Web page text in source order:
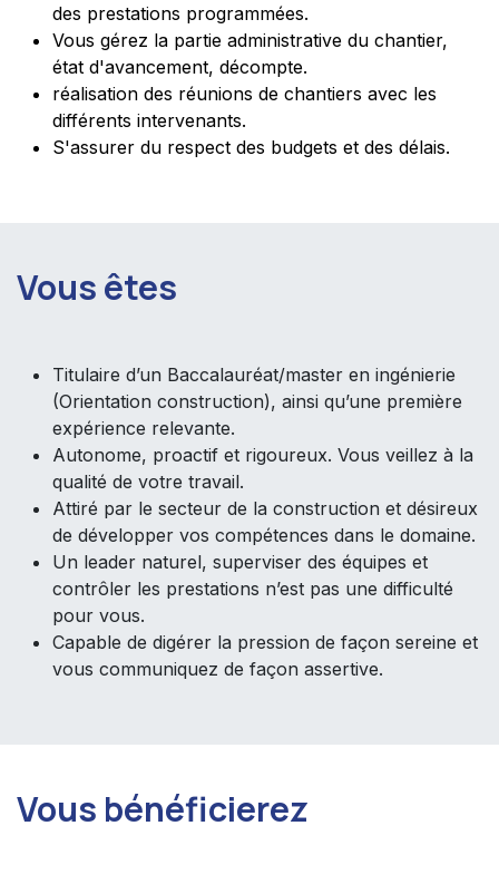
des prestations programmées.
Vous gérez la partie administrative du chantier,
état d'avancement, décompte.
réalisation des réunions de chantiers avec les
différents intervenants.
S'assurer du respect des budgets et des délais.
Vous êtes
Titulaire d’un Baccalauréat/master en ingénierie
(Orientation construction), ainsi qu’une première
expérience relevante.
Autonome, proactif et rigoureux. Vous veillez à la
qualité de votre travail.
Attiré par le secteur de la construction et désireux
de développer vos compétences dans le domaine.
Un leader naturel, superviser des équipes et
contrôler les prestations n’est pas une difficulté
pour vous.
Capable de digérer la pression de façon sereine et
vous communiquez de façon assertive.
Vous bénéficierez